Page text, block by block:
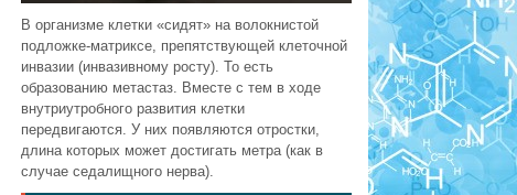
В организме клетки «сидят» на волокнистой
подложке-матриксе, препятствующей клеточной
инвазии (инвазивному росту). То есть
образованию метастаз. Вместе с тем в ходе
внутриутробного развития клетки
передвигаются. У них появляются отростки,
длина которых может достигать метра (как в
случае седалищного нерва).